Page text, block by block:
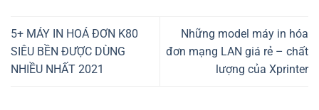
5+ MÁY IN HOÁ ĐƠN K80
SIÊU BỀN ĐƯỢC DÙNG
NHIỀU NHẤT 2021
Những model máy in hóa
đơn mạng LAN giá rẻ – chất
lượng của Xprinter